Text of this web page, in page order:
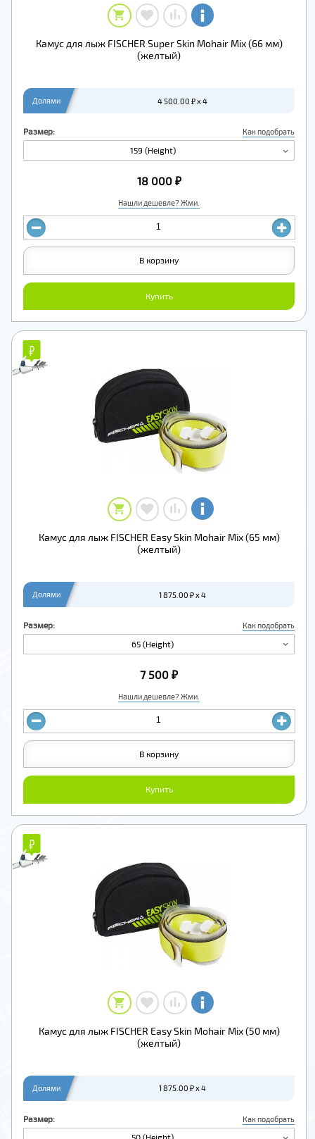
Камус для лыж FISCHER Super Skin Mohair Mix (66 мм)
(желтый)
Долями 4 500.00 ₽ x 4
Размер: Как подобрать
159 (Height)
Нашли дешевле? Жми.
18 000 ₽
Купить
В корзину
₽
₽
Камус для лыж FISCHER Easy Skin Mohair Mix (65 мм)
(желтый)
Долями 1 875.00 ₽ x 4
Размер: Как подобрать
65 (Height)
Нашли дешевле? Жми.
7 500 ₽
Купить
В корзину
₽
₽
Камус для лыж FISCHER Easy Skin Mohair Mix (50 мм)
(желтый)
Долями 1 875.00 ₽ x 4
Размер: Как подобрать